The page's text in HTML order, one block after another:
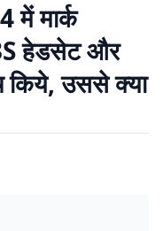
मार्क
हेडसेट और
किये, उससे क्या